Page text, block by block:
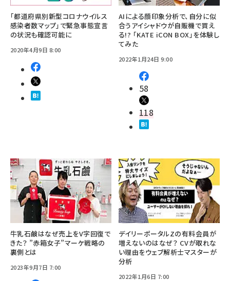
「都道府県別新型コロナウイルス
感染者数マップ」で緊急事態宣言
の状況も確認可能に
2020年4月9日 8:00
AIによる顔印象分析で、自分に似
合うアイシャドウが自販機で買え
る!? 「KATE iCON BOX」を体験し
てみた
2022年1月24日 9:00
58
118
牛乳石鹸はなぜ売上をV字回復で
きた？ ”赤箱女子”マーケ戦略の
裏側とは
2023年9月7日 7:00
デイリーポータルZの有料会員が
増えないのはなぜ？ CVが取れな
い理由をウェブ解析士マスターが
分析
2022年1月6日 7:00